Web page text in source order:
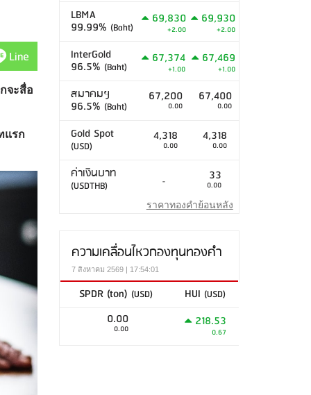
Line
จะสื่อ
แรก
LBMA
99.99% (Baht)
69,830
+2.00
69,930
+2.00
InterGold
96.5% (Baht)
67,374
+1.00
67,469
+1.00
สมาคมฯ
96.5% (Baht)
67,200
0.00
67,400
0.00
Gold Spot
(USD)
4,318
0.00
4,318
0.00
ค่าเงินบาท
(USDTHB) - 33
0.00
ราคาทองคำย้อนหลัง
ความเคลื่อนไหวกองทุนทองคำ
7 สิงหาคม 2569 | 17:54:01
SPDR (ton) (USD) HUI (USD)
0.00
0.00 218.53
0.67